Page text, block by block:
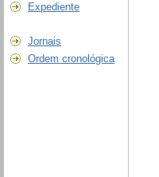
Expediente
Jornais
Ordem cronológica